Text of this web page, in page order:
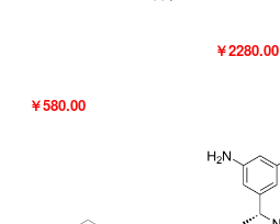
￥580.00
￥2280.00